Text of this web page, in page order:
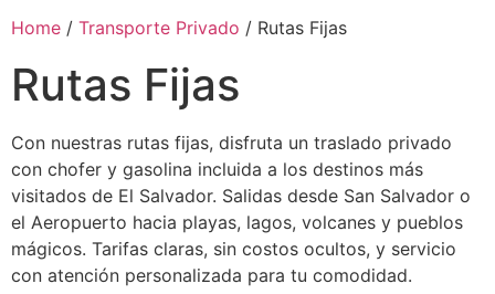
Home / Transporte Privado / Rutas Fijas
Rutas Fijas
Con nuestras rutas fijas, disfruta un traslado privado
con chofer y gasolina incluida a los destinos más
visitados de El Salvador. Salidas desde San Salvador o
el Aeropuerto hacia playas, lagos, volcanes y pueblos
mágicos. Tarifas claras, sin costos ocultos, y servicio
con atención personalizada para tu comodidad.